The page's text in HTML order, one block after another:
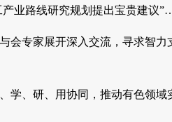
产业路线研究规划提出宝贵建议
会专家展开深入交流，寻求智力
学、研、用协同，推动有色领域